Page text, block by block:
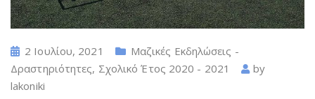
2 Ιουλίου, 2021
Μαζικές Εκδηλώσεις -
Δραστηριότητες, Σχολικό Έτος 2020 - 2021
by
lakoniki